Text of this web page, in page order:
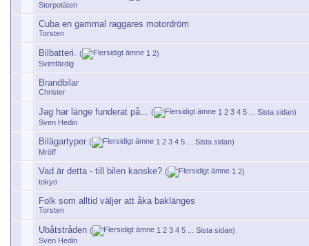
Storpotäten
Cuba en gammal raggares motordröm
Torsten
Bilbatteri. ( 1 2)
Svimfärdig
Brandbilar
Christer
Jag har länge funderat på... ( 1 2 3 4 5 Sista sidan)
Sven Hedin
Bilägartyper ( 1 2 3 4 5 Sista sidan)
Mröff
Vad är detta - till bilen kanske? ( 1 2)
tokyo
Folk som alltid väljer att åka baklänges
Torsten
Ubåtstråden ( 1 2 3 4 5 Sista sidan)
Sven Hedin